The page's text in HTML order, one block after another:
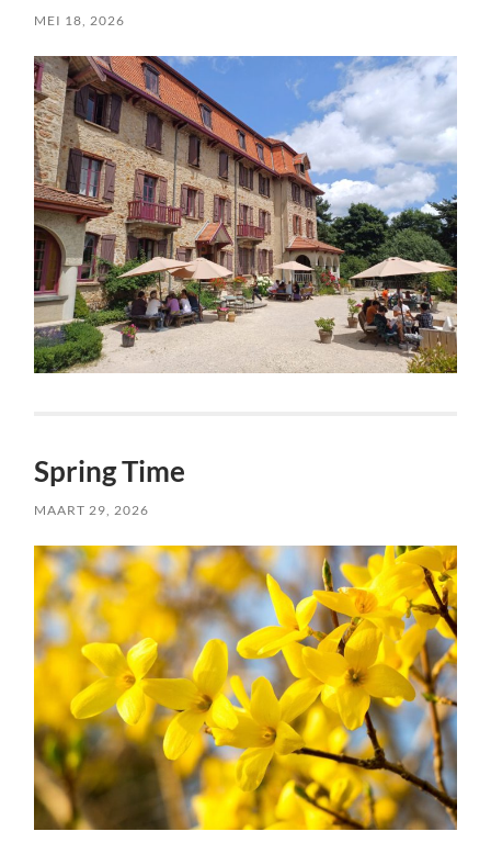
MEI 18, 2026
Spring Time
MAART 29, 2026